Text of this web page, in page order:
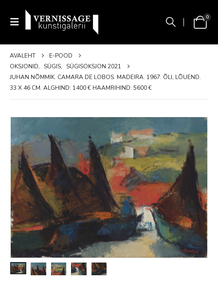
0
AVALEHT
E-POOD
OKSJONID, SÜGIS, SÜGISOKSJON 2021
JUHAN NÕMMIK. CAMARA DE LOBOS. MADEIRA. 1967. ÕLI, LÕUEND.
33 X 46 CM. ALGHIND: 1400 € HAAMRIHIND: 5600 €